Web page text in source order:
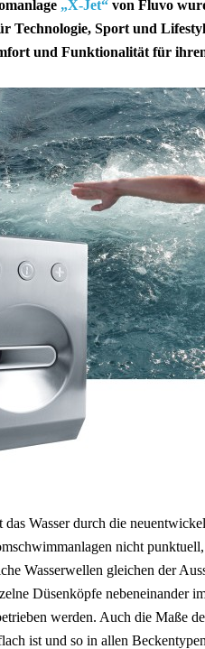
„X-Jet“ von Fluvo
Technologie, Sport und
und Funktionalität für
das Wasser durch die
nicht
Wasserwellen gleichen der
Düsenköpfe nebeneinander
werden. Auch die Maße
ist und so in allen